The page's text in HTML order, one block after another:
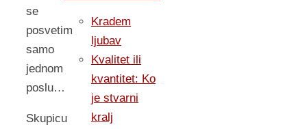
se
posvetim
samo
jednom
poslu…
Skupicu
Kradem
ljubav
Kvalitet ili
kvantitet: Ko
je stvarni
kralj